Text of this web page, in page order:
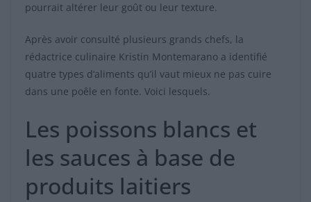
pourrait altérer leur goût ou leur texture.
Après avoir consulté plusieurs grands chefs, la
rédactrice culinaire Kristin Montemarano a identifié
quatre types d’aliments qu’il vaut mieux ne pas cuire
dans une poêle en fonte. Voici lesquels.
Les poissons blancs et
les sauces à base de
produits laitiers